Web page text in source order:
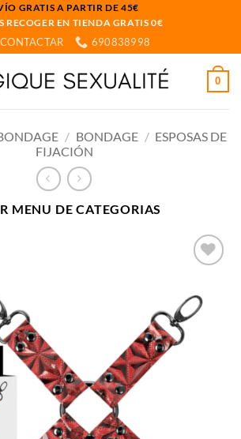
GRATIS A PARTIR DE 45€
RECOGER EN TIENDA GRATIS 0€
CONTACTAR 690838998
0
/ BONDAGE / ESPOSAS DE
FIJACIÓN
MENU DE CATEGORIAS
a la
lista